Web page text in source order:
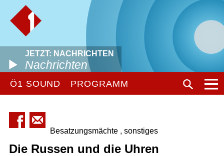
JETZT: NACHRICHTEN
Nachrichten
Ö1 SOUND PROGRAMM
Besatzungsmächte , sonstiges
Die Russen und die Uhren